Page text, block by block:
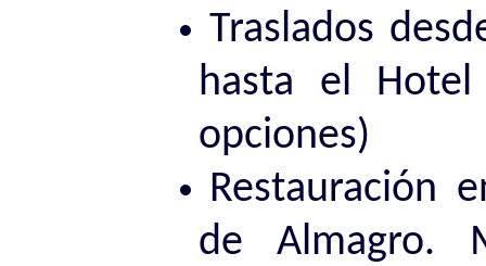
Traslados
hasta el Hotel
opciones)
Restauración
de Almagro.